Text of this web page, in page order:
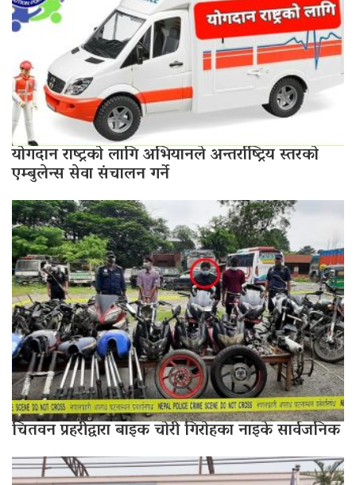
योगदान राष्ट्रको लागि अभियानले अन्तर्राष्ट्रिय स्तरको
एम्बुलेन्स सेवा संचालन गर्ने
चितवन प्रहरीद्वारा बाइक चोरी गिरोहका नाइके सार्वजनिक